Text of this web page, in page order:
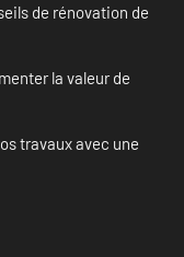
de rénovation de
la valeur de
travaux avec une